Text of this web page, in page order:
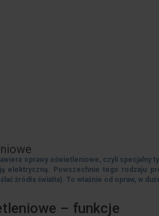
oprawy oświetleniowe, czyli specjalny
elektryczną. Powszechnie tego rodzaju
źródła światła). To właśnie od opraw, w
– funkcje